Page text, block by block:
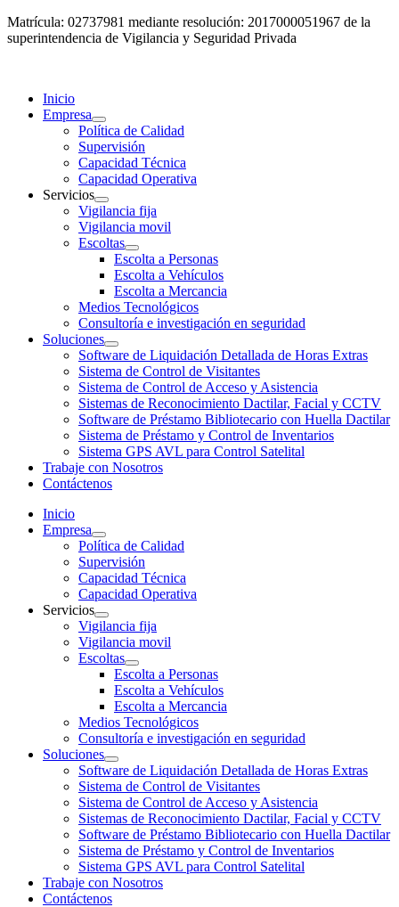
Matrícula: 02737981 mediante resolución: 2017000051967 de la
superintendencia de Vigilancia y Seguridad Privada
Inicio
Empresa
Política de Calidad
Supervisión
Capacidad Técnica
Capacidad Operativa
Servicios
Vigilancia fija
Vigilancia movil
Escoltas
Escolta a Personas
Escolta a Vehículos
Escolta a Mercancia
Medios Tecnológicos
Consultoría e investigación en seguridad
Soluciones
Software de Liquidación Detallada de Horas Extras
Sistema de Control de Visitantes
Sistema de Control de Acceso y Asistencia
Sistemas de Reconocimiento Dactilar, Facial y CCTV
Software de Préstamo Bibliotecario con Huella Dactilar
Sistema de Préstamo y Control de Inventarios
Sistema GPS AVL para Control Satelital
Trabaje con Nosotros
Contáctenos
Inicio
Empresa
Política de Calidad
Supervisión
Capacidad Técnica
Capacidad Operativa
Servicios
Vigilancia fija
Vigilancia movil
Escoltas
Escolta a Personas
Escolta a Vehículos
Escolta a Mercancia
Medios Tecnológicos
Consultoría e investigación en seguridad
Soluciones
Software de Liquidación Detallada de Horas Extras
Sistema de Control de Visitantes
Sistema de Control de Acceso y Asistencia
Sistemas de Reconocimiento Dactilar, Facial y CCTV
Software de Préstamo Bibliotecario con Huella Dactilar
Sistema de Préstamo y Control de Inventarios
Sistema GPS AVL para Control Satelital
Trabaje con Nosotros
Contáctenos